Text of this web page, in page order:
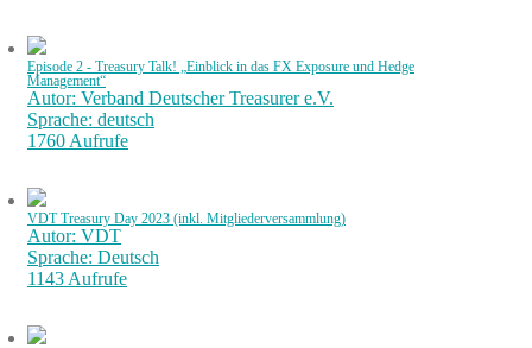
Episode 2 - Treasury Talk! „Einblick in das FX Exposure und Hedge
Management“
Autor: Verband Deutscher Treasurer e.V.
Sprache: deutsch
1760 Aufrufe
VDT Treasury Day 2023 (inkl. Mitgliederversammlung)
Autor: VDT
Sprache: Deutsch
1143 Aufrufe